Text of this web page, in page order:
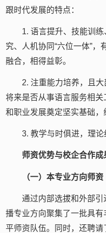
跟时代发展的特点：
1. 语言提升、技能训
究、人机协同“六位一体”
融合，相得益彰。
2. 注重能力培养，且
将来是否从事语言服务相
和职业发展奠定坚实基础，
3. 教学与时俱进，理论
师资优势与校企合作成
（一）本专业方向师资
通过内部选拔和外部
播专业方向聚集了一批具
平师资队伍。同时，还聘